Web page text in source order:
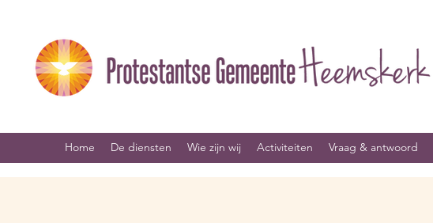
Home De diensten Wie zijn wij Activiteiten Vraag & antwoord